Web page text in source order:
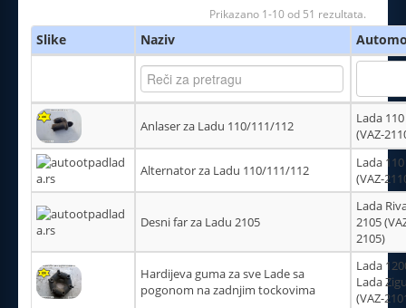
Prikazano 1-10 od 51 rezultata.
Slike Naziv
Anlaser za Ladu 110/111/112
Lada 110
(VAZ-
Alternator za Ladu 110/111/112
Lada 110
(VAZ-
Desni far za Ladu 2105
Lada
2105
2105)
Hardijeva guma za sve Lade sa
pogonom na zadnjim tockovima
Lada
Lada
(VAZ-